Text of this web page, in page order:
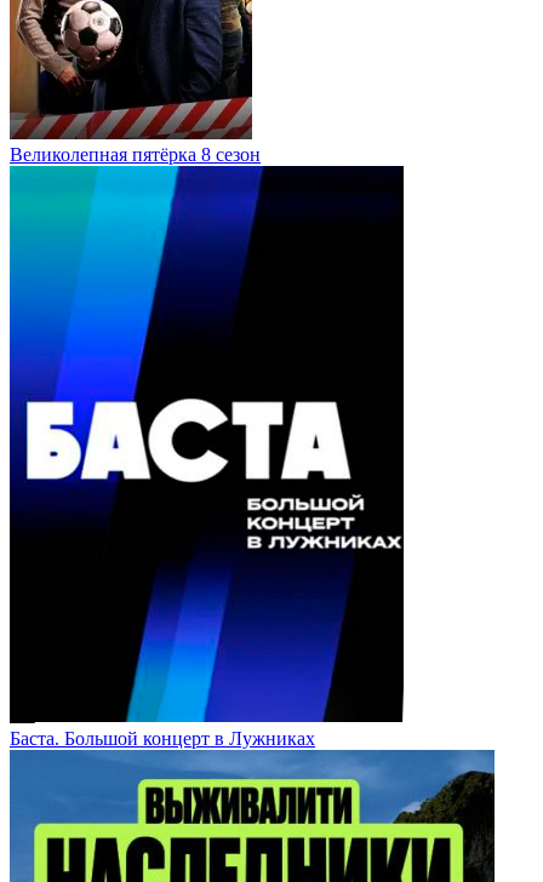
Великолепная пятёрка 8 сезон
Баста. Большой концерт в Лужниках